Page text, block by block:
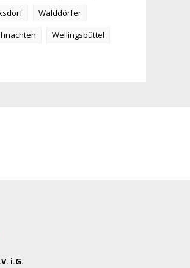
Walddörfer
Wellingsbüttel
i.G.